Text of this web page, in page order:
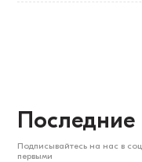
Последние
Подписывайтесь на нас в
первыми